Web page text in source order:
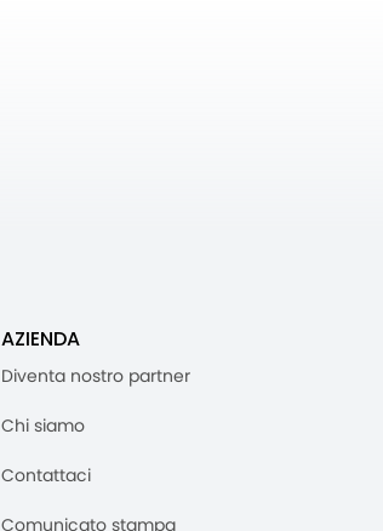
AZIENDA
Diventa nostro partner
Chi siamo
Contattaci
Comunicato stampa